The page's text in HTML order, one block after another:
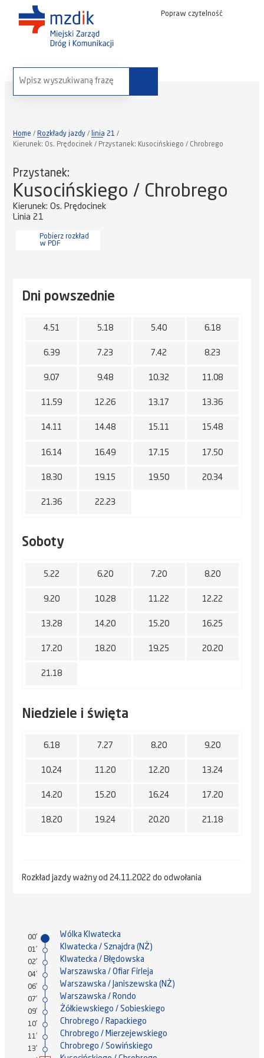
Popraw czytelność
wyszukaj na stronie:
Home Rozkłady jazdy
linia 21
Kierunek: Os. Prędocinek / Przystanek: Kusocińskiego / Chrobrego
Przystanek:
Kusocińskiego / Chrobrego
Kierunek: Os. Prędocinek
Linia 21
Pobierz rozkład
w PDF
Dni powszednie
4.51 5.18 5.40 6.18
6.39 7.23 7.42 8.23
9.07 9.48 10.32 11.08
11.59 12.26 13.17 13.36
14.11 14.48 15.11 15.48
16.14 16.49 17.15 17.50
18.30 19.15 19.50 20.34
21.36 22.23
Soboty
5.22 6.20 7.20 8.20
9.20 10.28 11.22 12.22
13.28 14.20 15.20 16.25
17.20 18.20 19.25 20.20
21.18
Niedziele i święta
6.18 7.27 8.20 9.20
10.24 11.20 12.20 13.24
14.20 15.20 16.24 17.20
18.20 19.24 20.20 21.18
Rozkład jazdy ważny od 24.11.2022 do odwołania
00' Wólka Klwatecka
01' Klwatecka / Sznajdra (NŻ)
02' Klwatecka / Błędowska
04' Warszawska / Ofiar Firleja
06' Warszawska / Janiszewska (NŻ)
07' Warszawska / Rondo
09' Żółkiewskiego / Sobieskiego
10' Chrobrego / Rapackiego
11' Chrobrego / Mierzejewskiego
13' Chrobrego / Sowińskiego